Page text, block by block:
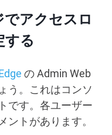
アクセスロ
する
の Admin Web
う。これはコンソ
です。各ユーザー
ントがあります。